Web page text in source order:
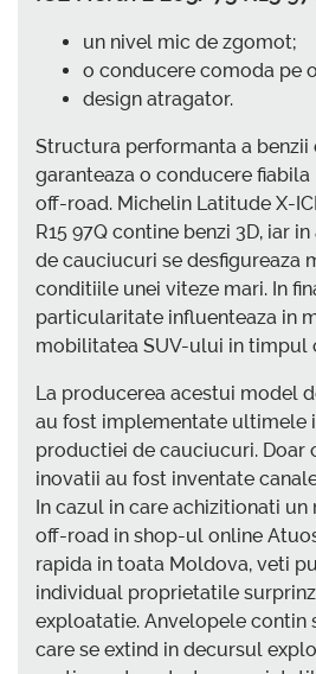
un nivel mic de zgomot;
o conducere comoda pe
design atragator.
Structura performanta a benzii
garanteaza o conducere
off-road. Michelin Latitude X-
R15 97Q contine benzi 3D, iar
de cauciucuri se desfigureaza
conditiile unei viteze mari. In
particularitate influenteaza in
mobilitatea SUV-ului in timpul
La producerea acestui model
au fost implementate ultimele
productiei de cauciucuri. Doar
inovatii au fost inventate
In cazul in care achizitionati
off-road in shop-ul online
rapida in toata Moldova, veti
individual proprietatile
exploatatie. Anvelopele contin
care se extind in decursul